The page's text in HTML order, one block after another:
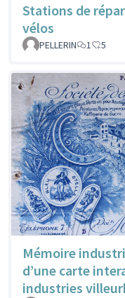
Stations de
vélos
PELLERIN
1 5
Mémoire
d’une carte
industries